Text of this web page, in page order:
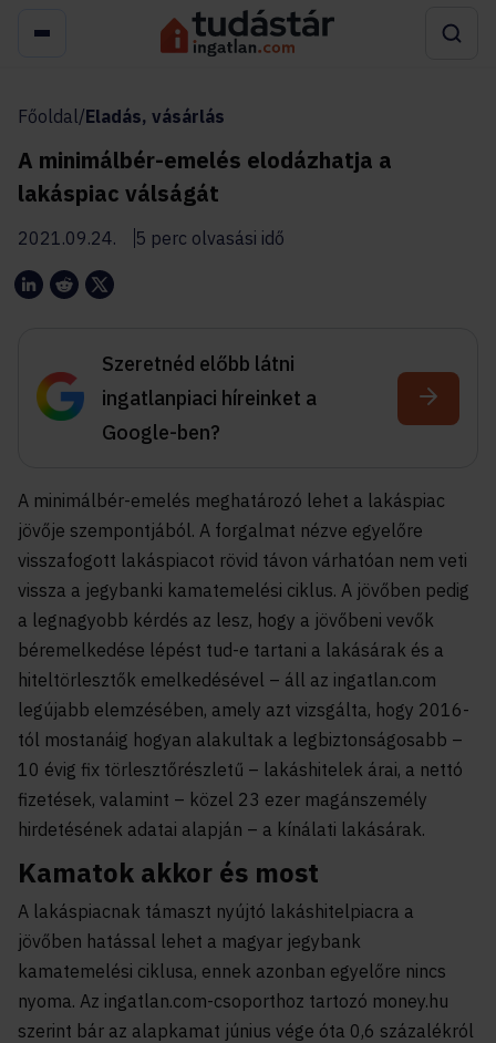
Főoldal/Eladás, vásárlás
A minimálbér-emelés elodázhatja a
lakáspiac válságát
2021.09.24. 5 perc olvasási idő
Szeretnéd előbb látni
ingatlanpiaci híreinket a
Google-ben?
A minimálbér-emelés meghatározó lehet a lakáspiac
jövője szempontjából. A forgalmat nézve egyelőre
visszafogott lakáspiacot rövid távon várhatóan nem veti
vissza a jegybanki kamatemelési ciklus. A jövőben pedig
a legnagyobb kérdés az lesz, hogy a jövőbeni vevők
béremelkedése lépést tud-e tartani a lakásárak és a
hiteltörlesztők emelkedésével – áll az ingatlan.com
legújabb elemzésében, amely azt vizsgálta, hogy 2016-
tól mostanáig hogyan alakultak a legbiztonságosabb –
10 évig fix törlesztőrészletű – lakáshitelek árai, a nettó
fizetések, valamint – közel 23 ezer magánszemély
hirdetésének adatai alapján – a kínálati lakásárak.
Kamatok akkor és most
A lakáspiacnak támaszt nyújtó lakáshitelpiacra a
jövőben hatással lehet a magyar jegybank
kamatemelési ciklusa, ennek azonban egyelőre nincs
nyoma. Az ingatlan.com-csoporthoz tartozó money.hu
szerint bár az alapkamat június vége óta 0,6 százalékról